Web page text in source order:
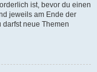
ist, bevor du einen
jeweils am Ende der
darfst neue Themen